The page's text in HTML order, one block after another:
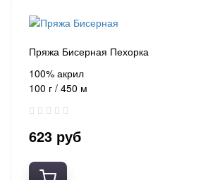
Пряжа Бисерная Пехорка
100% акрил
100 г / 450 м
623 руб